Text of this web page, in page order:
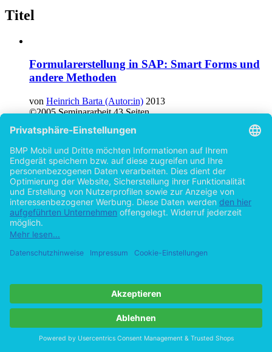
Titel
Formularerstellung in SAP: Smart Forms und
andere Methoden
von Heinrich Barta (Autor:in) 2013
©2005 Seminararbeit 43 Seiten
Hilfe/FAQ
Datenschutz
AGB
Vertrag widerrufen
Zur Desktop-Version
Copyright ©Imprint in der Bedey & Thoms Media GmbH powered
byOpen Publishing
Cookie-Einstellungen